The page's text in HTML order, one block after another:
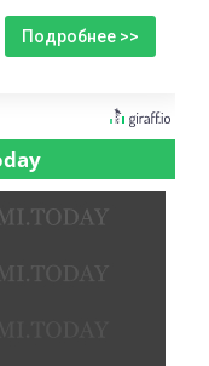
Подробнее >>